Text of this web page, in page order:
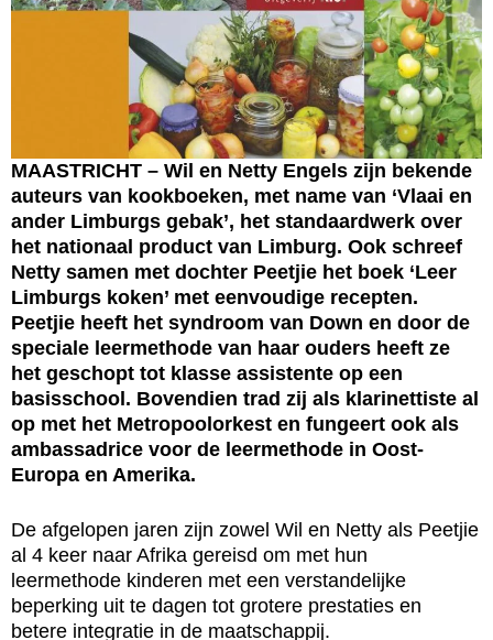
MAASTRICHT – Wil en Netty Engels zijn bekende
auteurs van kookboeken, met name van ‘Vlaai en
ander Limburgs gebak’, het standaardwerk over
het nationaal product van Limburg. Ook schreef
Netty samen met dochter Peetjie het boek ‘Leer
Limburgs koken’ met eenvoudige recepten.
Peetjie heeft het syndroom van Down en door de
speciale leermethode van haar ouders heeft ze
het geschopt tot klasse assistente op een
basisschool. Bovendien trad zij als klarinettiste al
op met het Metropoolorkest en fungeert ook als
ambassadrice voor de leermethode in Oost-
Europa en Amerika.
De afgelopen jaren zijn zowel Wil en Netty als Peetjie
al 4 keer naar Afrika gereisd om met hun
leermethode kinderen met een verstandelijke
beperking uit te dagen tot grotere prestaties en
betere integratie in de maatschappij.